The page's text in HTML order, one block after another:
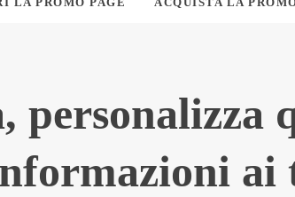
personalizza
ai